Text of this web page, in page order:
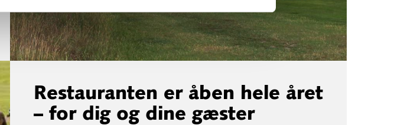
Restauranten er åben hele året
– for dig og dine gæster